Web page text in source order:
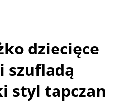
dziecięce
szufladą
styl tapczan